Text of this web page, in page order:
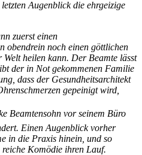
Augenblick die ehrgeizige
zuerst einen
obendrein noch einen göttlichen
heilen kann. Der Beamte lässt
der in Not gekommenen Familie
dass der Gesundheitsarchitekt
gepeinigt wird,
Beamtensohn vor seinem Büro 
Einen Augenblick vorher
in die Praxis hinein, und so
Komödie ihren Lauf.